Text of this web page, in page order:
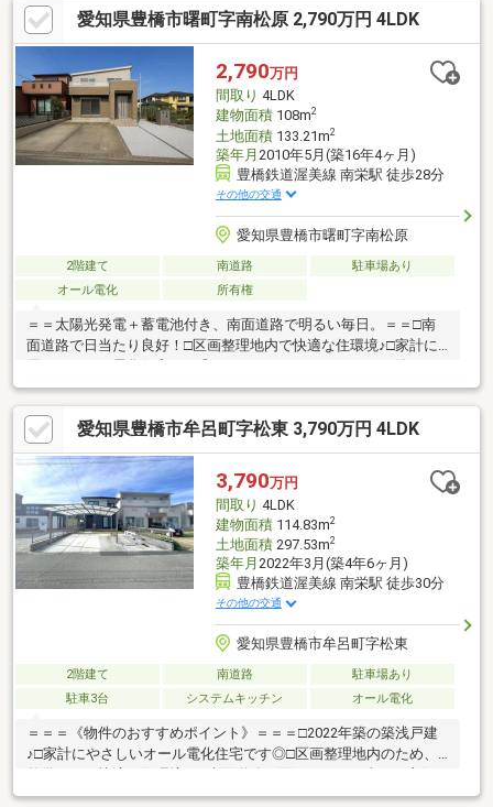
愛知県豊橋市曙町字南松原 2,790万円 4LDK
2,790万円
間取り 4LDK
建物面積108m2
土地面積133.21m2
築年月 2010年5月(築16年4ヶ月)
豊橋鉄道渥美線 南栄駅 徒歩28分
その他の交通
愛知県豊橋市曙町字南松原
2階建て 南道路
駐車場あり
オール電化
所有権
＝＝太陽光発電＋蓄電池付き、南面道路で明るい毎日。＝＝□南
面道路で日当たり良好！□区画整理地内で快適な住環境♪□家計に
室内すっきり！□並列駐車3台可能です♪（車種による）□リビング
広々20帖以上！インテリアの幅も広がります◎＝＝周辺環境＝
＝・幸小学校 徒歩約7分・高師台中学校 徒歩約10分・こまど
り保育園 徒歩約12分・ファミリーマート豊橋曙町店 徒歩約3
分・エクボスタイルあけぼの 徒歩約6分・ココカラファインあけ
ぼの店 徒歩約8分・豊橋幸郵便局 徒歩約8分△▼お気軽にお問
い合わせください♪
愛知県豊橋市牟呂町字松東 3,790万円 4LDK
3,790万円
間取り 4LDK
建物面積114.83m2
土地面積297.53m2
築年月 2022年3月(築4年6ヶ月)
豊橋鉄道渥美線 南栄駅 徒歩30分
その他の交通
愛知県豊橋市牟呂町字松東
2階建て 南道路
駐車場あり
駐車3台
システムキッチン オール電化
＝＝＝《物件のおすすめポイント》＝＝＝□2022年築の築浅戸建
♪□家計にやさしいオール電化住宅です◎□区画整理地内のため、
です♪□間口広々で駐車も快適◎□車種によっては駐車3台以上可能